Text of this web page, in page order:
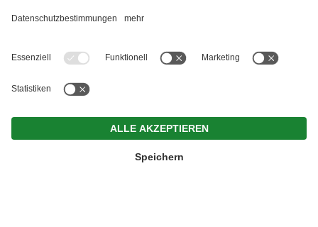
Datenschutz.Individuelle Cookie-Einstellungen